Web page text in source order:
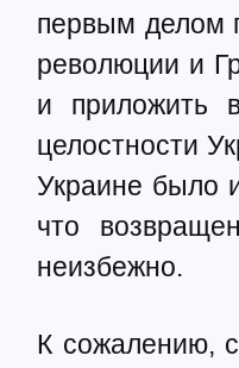
первым делом
революции и
и приложить
целостности
Украине было
что
неизбежно.
К сожалению,